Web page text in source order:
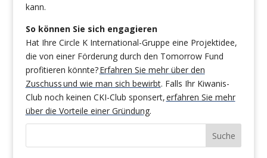
kann.
So können Sie sich engagieren
Hat Ihre Circle K International-Gruppe eine Projektidee,
die von einer Förderung durch den Tomorrow Fund
profitieren könnte?Erfahren Sie mehr über den
Zuschussund wie man sich bewirbt. Falls Ihr Kiwanis-
Club noch keinen CKI-Club sponsert,erfahren Sie mehr
über die Vorteile einer Gründung.
Suche